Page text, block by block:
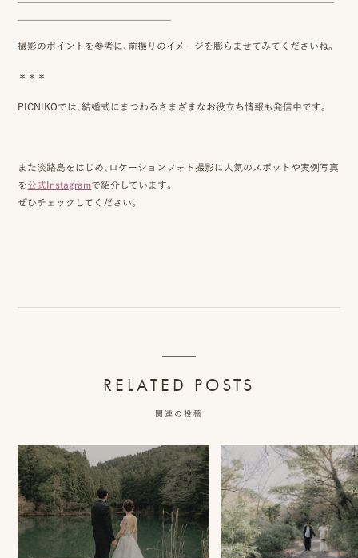
撮影のポイントを参考に、前撮りのイメージを膨らませてみてくださいね。
＊＊＊
PICNIKOでは、結婚式にまつわるさまざまなお役立ち情報も発信中です。
また淡路島をはじめ、ロケーションフォト撮影に人気のスポットや実例写真
を公式Instagramで紹介しています。
ぜひチェックしてください。
RELATED POSTS
関連の投稿